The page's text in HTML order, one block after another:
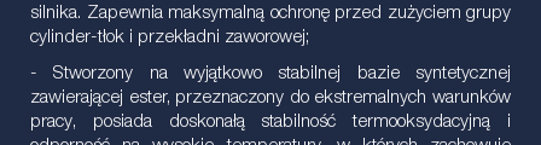
silnika. Zapewnia maksymalną ochronę przed zużyciem grupy
cylinder-tłok i przekładni zaworowej;
- Stworzony na wyjątkowo stabilnej bazie syntetycznej
zawierającej ester, przeznaczony do ekstremalnych warunków
pracy, posiada doskonałą stabilność termooksydacyjną i